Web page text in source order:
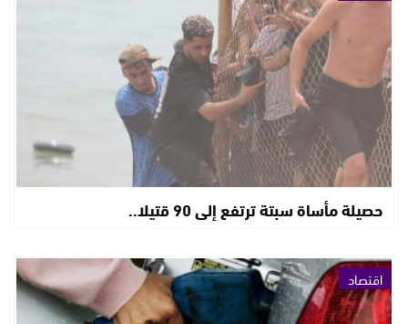
حصيلة مأساة سبتة ترتفع إلى 90 قتيلا..
اقتصاد